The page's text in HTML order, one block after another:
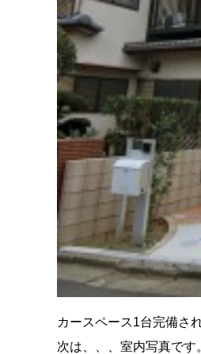
カースペース1台完備さ
次は、、、室内写真です